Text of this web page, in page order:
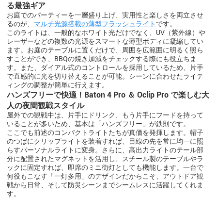
る最強ギア
お庭でのパーティーを一層盛り上げ、実用性と楽しさを両立させ
るのが、 マルチ光源搭載の薄型フラッシュライト です。
このライトは、一般的なホワイト光だけでなく、UV（紫外線）や
レーザーなどの複数の光源をスマートな薄型ボディに凝縮してい
ます。お庭のテーブルに置くだけで、周囲を広範囲に明るく照ら
すことができ、BBQの焼き加減をチェックする際にも役立ちま
す。また、ダイアル式のコントロールを採用しているため、片手
で直感的に光を切り替えることが可能。シーンに合わせたライテ
ィングの調整が簡単に行えます。
ハンズフリーで快適！Baton 4 Pro ＆ Oclip Pro で楽しむ大
人の夜間観戦スタイル
屋外での観戦中は、片手にドリンク、もう片手にフードを持って
いることが多いため、基本は「ハンズフリー」が鉄則です。
ここでも前述のコンパクトライトたちが真価を発揮します。帽子
のつばにクリップライトを装着すれば、目線の先を常に均一に照
らすパーソナルライトに変身。さらに、高出力ライトのテール部
分に配置されたマグネットを活用し、スチール製のテーブルやラ
ックに固定すれば、即席のミニ街灯としても機能します。一台で
何役もこなす「一灯多用」のデザインだからこそ、アウトドア観
戦から日常、そして防災シーンまでシームレスに活躍してくれま
す。